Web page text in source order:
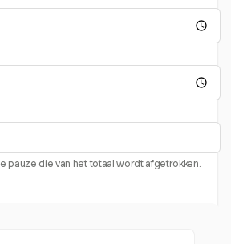
pauze die van het totaal wordt afgetrokken.